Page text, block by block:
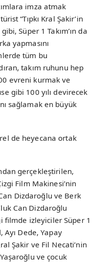
imza atmak
“Tıpkı Kral Şakir’in
Süper 1 Takım’ın da
yapmasını
tüm bu
takım ruhunu hep
evreni kurmak ve
gibi 100 yılı devirecek
sağlamak en büyük
de heyecana ortak
gerçekleştirilen,
Film Makinesi’nin
Dizdaroğlu ve Berk
Can Dizdaroğlu
filmde izleyiciler Süper 1
Dede, Yapay
Şakir ve Fil Necati’nin
ve çocuk